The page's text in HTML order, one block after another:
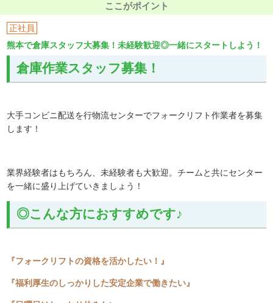
ここがポイント
正社員
熊本で倉庫スタッフ大募集！未経験歓迎◎一緒にスタートしよう！
倉庫作業スタッフ募集！
大手コンビニ配送を行物流センターでフォークリフト作業者を募集
します！
業界経験者はもちろん、未経験者も大歓迎。チームと共にセンター
を一緒に盛り上げていきましょう！
◎こんな方におすすめです♪
『フォークリフトの資格を活かしたい！』
『福利厚生のしっかりした安定企業で働きたい』